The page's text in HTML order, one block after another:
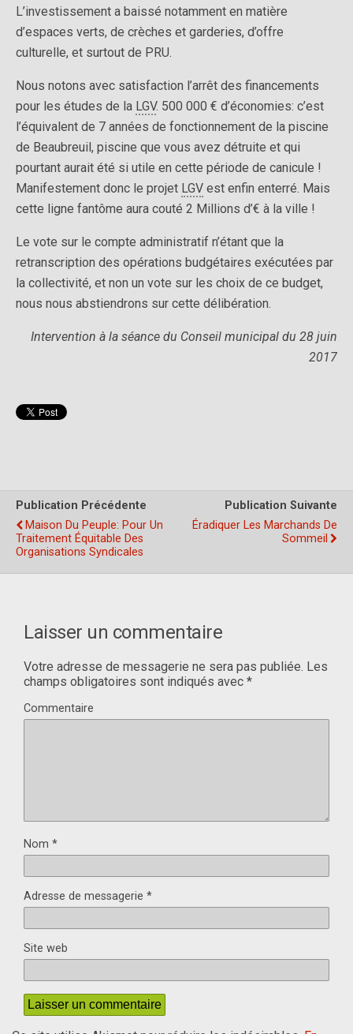
L’investissement a baissé notamment en matière
d’espaces verts, de crèches et garderies, d’offre
culturelle, et surtout de PRU.
Nous notons avec satisfaction l’arrêt des financements
pour les études de la LGV. 500 000 € d’économies: c’est
l’équivalent de 7 années de fonctionnement de la piscine
de Beaubreuil, piscine que vous avez détruite et qui
pourtant aurait été si utile en cette période de canicule !
Manifestement donc le projet LGV est enfin enterré. Mais
cette ligne fantôme aura couté 2 Millions d’€ à la ville !
Le vote sur le compte administratif n’étant que la
retranscription des opérations budgétaires exécutées par
la collectivité, et non un vote sur les choix de ce budget,
nous nous abstiendrons sur cette délibération.
Intervention à la séance du Conseil municipal du 28 juin
2017
Publication Précédente
Maison Du Peuple: Pour Un
Traitement Équitable Des
Organisations Syndicales
Publication Suivante
Éradiquer Les Marchands De
Sommeil
Laisser un commentaire
Votre adresse de messagerie ne sera pas publiée. Les
champs obligatoires sont indiqués avec *
Commentaire
Nom *
Adresse de messagerie *
Site web